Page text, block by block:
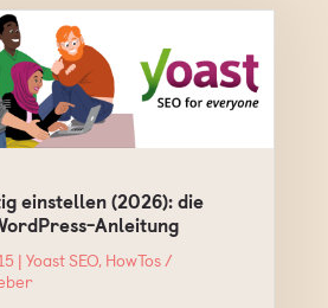
einstellen (2026): die
Anleitung
|Yoast SEO, HowTos /